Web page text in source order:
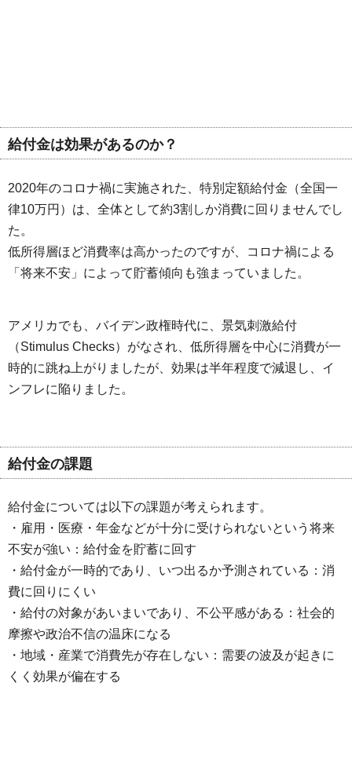
給付金は効果があるのか？
2020年のコロナ禍に実施された、特別定額給付金（全国一
律10万円）は、全体として約3割しか消費に回りませんでし
た。
低所得層ほど消費率は高かったのですが、コロナ禍による
「将来不安」によって貯蓄傾向も強まっていました。
アメリカでも、バイデン政権時代に、景気刺激給付
（Stimulus Checks）がなされ、低所得層を中心に消費が一
時的に跳ね上がりましたが、効果は半年程度で減退し、イ
ンフレに陥りました。
給付金の課題
給付金については以下の課題が考えられます。
・雇用・医療・年金などが十分に受けられないという将来
不安が強い：給付金を貯蓄に回す
・給付金が一時的であり、いつ出るか予測されている：消
費に回りにくい
・給付の対象があいまいであり、不公平感がある：社会的
摩擦や政治不信の温床になる
・地域・産業で消費先が存在しない：需要の波及が起きに
くく効果が偏在する